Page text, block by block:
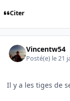
Citer
Vincentw54
Posté(e) le 21
Il y a les tiges de